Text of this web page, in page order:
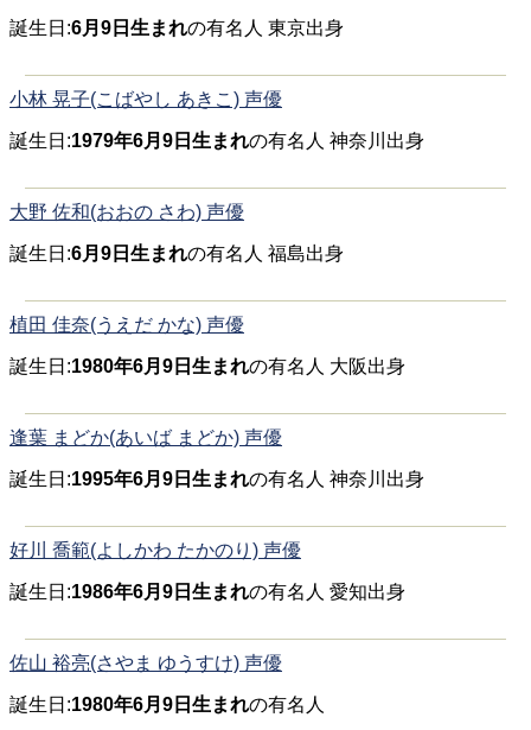
誕生日:6月9日生まれの有名人 東京出身
小林 晃子(こばやし あきこ) 声優
誕生日:1979年6月9日生まれの有名人 神奈川出身
大野 佐和(おおの さわ) 声優
誕生日:6月9日生まれの有名人 福島出身
植田 佳奈(うえだ かな) 声優
誕生日:1980年6月9日生まれの有名人 大阪出身
逢葉 まどか(あいば まどか) 声優
誕生日:1995年6月9日生まれの有名人 神奈川出身
好川 喬範(よしかわ たかのり) 声優
誕生日:1986年6月9日生まれの有名人 愛知出身
佐山 裕亮(さやま ゆうすけ) 声優
誕生日:1980年6月9日生まれの有名人